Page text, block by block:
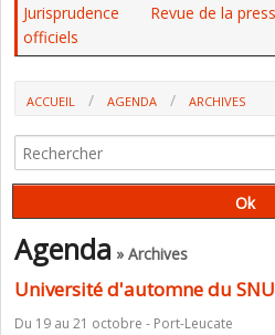
Jurisprudence
Revue de la
officiels
ACCUEIL AGENDA
ARCHIVES
Agenda » Archives
Université d'automne du
Du 19 au 21 octobre - Port-Leucate